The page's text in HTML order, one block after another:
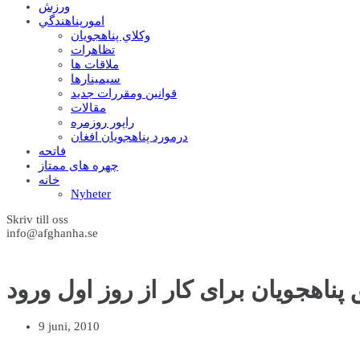
ورزش
امورپناهندگي
وکلاي پناهجويان
تظاهرات
ملاقات ها
سيمينارها
قوانين ومقررات جديد
مقالات
راپور روزمره
درمورد پناهجويان افغان
فاتحه
چهره های ممتاز
خانه
Nyheter
Skriv till oss
info@afghanha.se
برای کار از روز اول ورود
9 juni, 2010